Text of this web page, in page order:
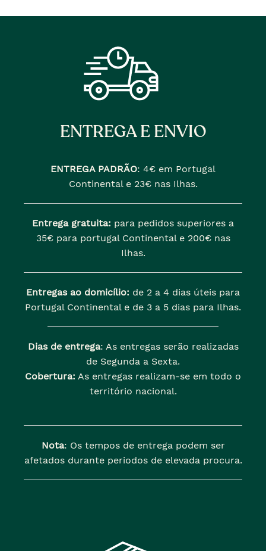
ENTREGA E ENVIO
ENTREGA PADRÃO: 4€ em Portugal
Continental e 23€ nas Ilhas.
Entrega gratuita: para pedidos superiores a
35€ para portugal Continental e 200€ nas
Ilhas.
Entregas ao domicílio: de 2 a 4 dias úteis para
Portugal Continental e de 3 a 5 dias para Ilhas.
Dias de entrega: As entregas serão realizadas
de Segunda a Sexta.
Cobertura: As entregas realizam-se em todo o
território nacional.
Nota: Os tempos de entrega podem ser
afetados durante periodos de elevada procura.